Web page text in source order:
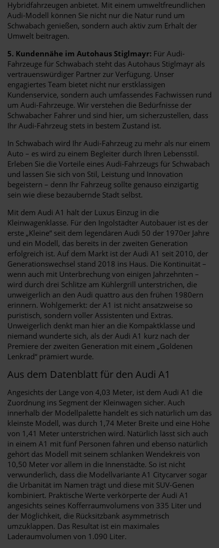
Hybridfahrzeugen anbietet. Mit einem umweltfreundlichen
Audi-Modell können Sie nicht nur die Natur rund um
Schwabach genießen, sondern auch aktiv zum Erhalt der
Umwelt beitragen.
5. Kundennähe im Autohaus Stiglmayr: Für Audi-
Fahrzeuge für Schwabach steht das Autohaus Stiglmayr als
vertrauenswürdiger Partner zur Verfügung. Unser
engagiertes Team bietet nicht nur erstklassigen
Kundenservice, sondern auch umfassendes Fachwissen rund
um Audi-Fahrzeuge. Wir verstehen die Bedürfnisse der
Schwabacher Fahrer und sind hier, um sicherzustellen, dass
Ihr Audi-Fahrzeug stets in bestem Zustand ist.
In Schwabach wird Ihr Audi-Fahrzeug zu mehr als nur einem
Auto – es wird zu einem Begleiter durch Ihren Lebensstil.
Erleben Sie die Vorteile eines Audi-Fahrzeugs für Schwabach
und lassen Sie sich von Stil, Leistung und Innovation
begeistern – denn Ihr Fahrzeug sollte genauso einzigartig
sein wie diese bezaubernde Stadt selbst.
Mit dem Audi A1 hält der Luxus Einzug in die
Kleinwagenklasse. Für den Ingolstädter Autobauer ist es der
erste „Kleine“ seit dem legendären Audi 50 der 1970er Jahre
und ein Modell, das bereits in der zweiten Generation
erfolgreich ist. Auf dem Markt ist der Audi A1 seit 2010, der
Generationswechsel stand 2018 ins Haus. Die Kontinuität –
wenn auch mit Unterbrechung von einigen Jahrzehnten –
wird durch drei Schlitze am Kühlergrill unterstrichen, die
unweigerlich an den Audi quattro aus den frühen 1980ern
erinnern. Wohlgemerkt: der A1 ist nicht ansatzweise so
puristisch, sondern voller Assistenten und Extras.
Unweigerlich denkt man hier an die Kompaktklasse und
niemand wunderte sich, als der Audi A1 kurz nach der
Premiere der zweiten Generation mit einem „Goldenen
Lenkrad“ prämiert wurde.
Aus dem Datenblatt für den Audi A1
Angesichts der Länge von 4,03 Meter, ist dem Audi A1 die
Zuordnung ins Segment der Kleinwagen sicher. Auch
innerhalb der Modellpalette handelt es sich natürlich um das
kleinste Modell, was durch 1,74 Meter Breite und eine Höhe
von 1,41 Meter unterstrichen wird. Natürlich lässt sich auch
in einem A1 mit fünf Personen fahren und ebenso natürlich
gehört das Modell mit seinem schlanken Wendekreis von
10,50 Meter vor allem in die Innenstädte. So ist nicht
verwunderlich, dass die Modellvariante A1 Citycarver sogar
die Urbanität im Namen trägt und diese mit SUV-Genen
kombiniert. Praktische Werte verkörperte der Audi A1
angesichts seines Kofferraumvolumens von 335 Liter und
der Möglichkeit, die Rücksitzbank asymmetrisch
umzuklappen. Das Resultat ist ein maximales
Laderaumvolumen von 1.090 Liter.